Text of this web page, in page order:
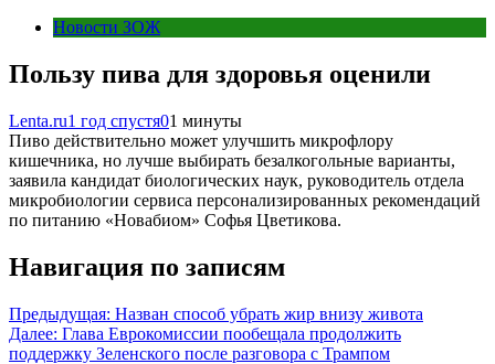
Новости ЗОЖ
Пользу пива для здоровья оценили
Lenta.ru1 год спустя01 минуты
Пиво действительно может улучшить микрофлору
кишечника, но лучше выбирать безалкогольные варианты,
заявила кандидат биологических наук, руководитель отдела
микробиологии сервиса персонализированных рекомендаций
по питанию «Новабиом» Софья Цветикова.
Навигация по записям
Предыдущая: Назван способ убрать жир внизу живота
Далее: Глава Еврокомиссии пообещала продолжить
поддержку Зеленского после разговора с Трампом